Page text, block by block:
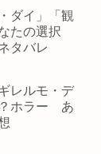
ダイ」「観
たの選択
タバレ
レルモ・デ
？ホラー あ